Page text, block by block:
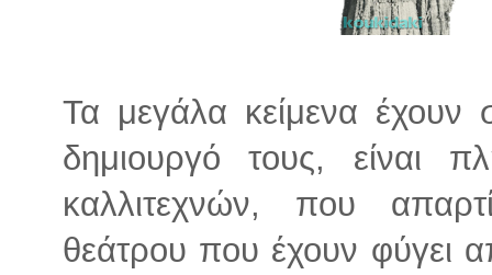
Τα μεγάλα κείμενα έχουν
δημιουργό τους, είναι
καλλιτεχνών, που
θεάτρου που έχουν φύγει